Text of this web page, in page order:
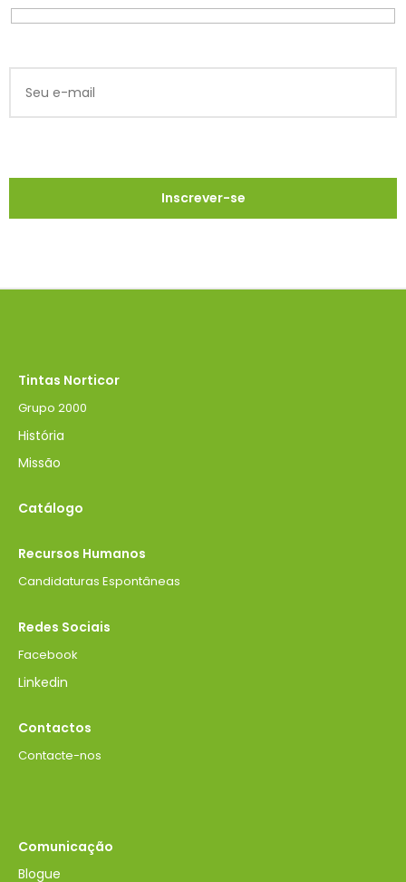
Tintas Norticor
Grupo 2000
História
Missão
Catálogo
Recursos Humanos
Candidaturas Espontâneas
Redes Sociais
Facebook
Linkedin
Contactos
Contacte-nos
Comunicação
Blogue